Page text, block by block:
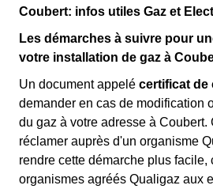
Coubert: infos utiles Gaz et
Les démarches à suivre pour
votre installation de gaz à
Un document appelé certificat de
demander en cas de modification
du gaz à votre adresse à Coubert.
réclamer auprès d'un organisme
rendre cette démarche plus facile,
organismes agréés Qualigaz aux